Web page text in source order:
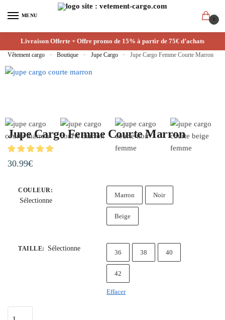
MENU
0
Livraison Offerte + Offre promo de 15% à partir de 75€ d’achats
Vêtement cargo » Boutique » Jupe Cargo » Jupe Cargo Femme Courte Marron
Jupe Cargo Femme Courte Marron
30.99€
COULEUR :
Sélectionne
Marron Noir
Beige
TAILLE: Sélectionne
36 38 40
42
Effacer